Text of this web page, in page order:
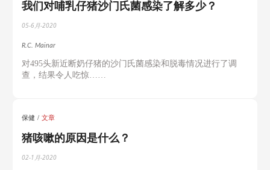
我们对哺乳仔猪沙门氏菌感染了解多少？
05-6月-2020
R.C. Mainar
对495头新近断奶仔猪的沙门氏菌感染和脱毒情况进行了调
查，结果令人吃惊……
保健 文章
猪咳嗽的原因是什么？
02-1月-2020